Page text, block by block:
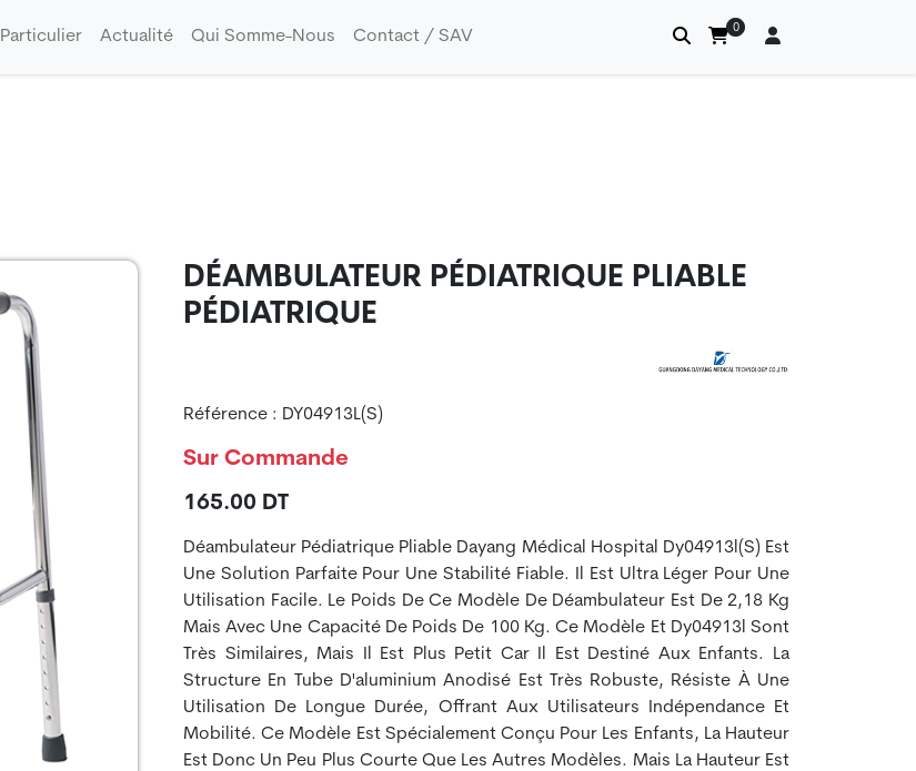
Particulier Actualité Qui Somme-Nous Contact / SAV 0
DÉAMBULATEUR PÉDIATRIQUE PLIABLE
PÉDIATRIQUE
Référence : DY04913L(S)
Sur Commande
165.00 DT
Déambulateur Pédiatrique Pliable Dayang Médical Hospital Dy04913l(s) Est
Une Solution Parfaite Pour Une Stabilité Fiable. Il Est Ultra Léger Pour Une
Utilisation Facile. Le Poids De Ce Modèle De Déambulateur Est De 2,18 Kg
Mais Avec Une Capacité De Poids De 100 Kg. Ce Modèle Et Dy04913l Sont
Très Similaires, Mais Il Est Plus Petit Car Il Est Destiné Aux Enfants. La
Structure En Tube D'aluminium Anodisé Est Très Robuste, Résiste À Une
Utilisation De Longue Durée, Offrant Aux Utilisateurs Indépendance Et
Mobilité. Ce Modèle Est Spécialement Conçu Pour Les Enfants, La Hauteur
Est Donc Un Peu Plus Courte Que Les Autres Modèles. Mais La Hauteur Est